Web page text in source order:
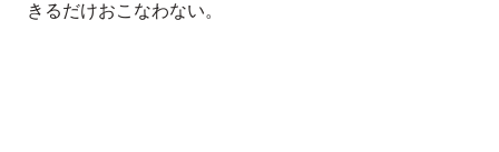
きるだけおこなわない。